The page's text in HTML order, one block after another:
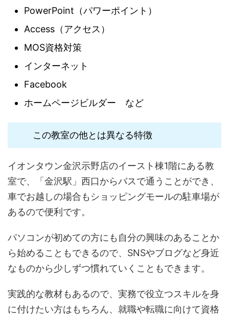
PowerPoint（パワーポイント）
Access（アクセス）
MOS資格対策
インターネット
Facebook
ホームページビルダー など
この教室の他とは異なる特徴
イオンタウン金沢示野店のイースト棟1階にある教
室で、「金沢駅」西口からバスで通うことができ、
車でお越しの場合もショッピングモールの駐車場が
あるので便利です。
パソコンが初めての方にも自分の興味のあることか
ら始めることもできるので、SNSやブログなど身近
なものから少しずつ慣れていくこともできます。
実践的な教材もあるので、実務で役立つスキルを身
に付けたい方はもちろん、就職や転職に向けて資格